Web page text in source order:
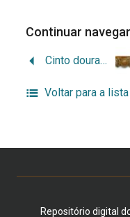
Continuar
Cinto dourado de oficial-general
Voltar para a
Repositório digital